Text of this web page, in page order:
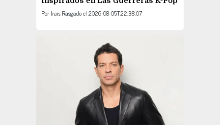
Por Irais Rasgadoel 2026-08-05T22:38:07